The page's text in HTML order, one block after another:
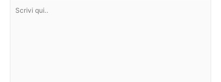
Scrivi